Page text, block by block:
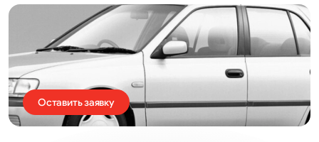
Оставить заявку